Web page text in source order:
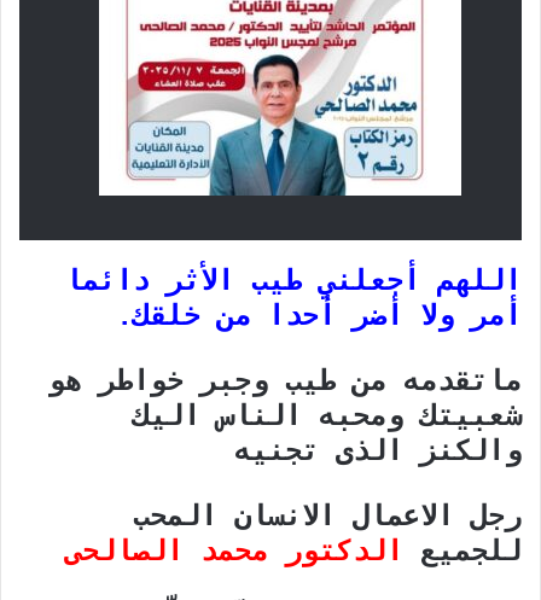
اللهم أجعلني طيب الأثر دائما
أمر ولا أضر أحدا من خلقك.
ماتقدمه من طيب وجبر خواطر هو
شعبيتك ومحبه الناس اليك
والكنز الذى تجنيه
رجل الاعمال الانسان المحب
للجميع
الدكتور محمد الصالحى